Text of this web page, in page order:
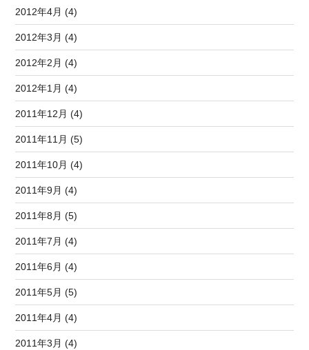
2012年4月 (4)
2012年3月 (4)
2012年2月 (4)
2012年1月 (4)
2011年12月 (4)
2011年11月 (5)
2011年10月 (4)
2011年9月 (4)
2011年8月 (5)
2011年7月 (4)
2011年6月 (4)
2011年5月 (5)
2011年4月 (4)
2011年3月 (4)